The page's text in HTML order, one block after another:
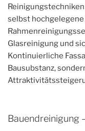
selbst
Glasreinigung und
Kontinuierliche
Bausubstanz,
Bauendreinigung